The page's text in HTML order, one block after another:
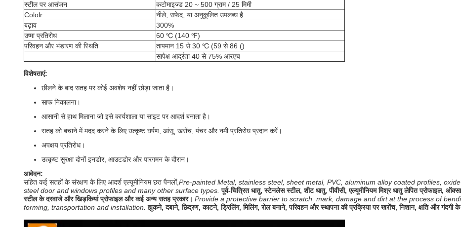
स्टील पर आसंजन
कटोमाइज्ड 20 ~ 500 ग्राम / 25 मिमी
Cololr
नीले, सफेद, या अनुकूलित उपलब्ध है
बढ़ाव
300%
उष्मा प्रतिरोध
60 ℃ (140 ℉)
परिवहन और भंडारण की स्थिति
तापमान 15 से 30 ℃ (59 से 86 ()
सापेक्ष आर्द्रता 40 से 75% आरएच
विशेषताएं:
छीलने के बाद सतह पर कोई अवशेष नहीं छोड़ा जाता है।
साफ निकालना।
आसानी से हाथ मिलाना जो इसे कार्यशाला या साइट पर आदर्श बनाता है।
सतह को बचाने में मदद करने के लिए उत्कृष्ट घर्षण, आंसू, खरोंच, पंचर और नमी प्रतिरोध प्रदान करें।
अपक्षय प्रतिरोध।
उत्कृष्ट सुरक्षा दोनों इनडोर, आउटडोर और पारगमन के दौरान।
आवेदन:
सहित कई सतहों के संरक्षण के लिए आदर्श एल्यूमीनियम छत पैनलों,Pre-painted Metal, stainless steel, sheet metal, PVC, aluminum alloy coated profiles,
steel door and windows profiles and many other surface types. पूर्व-चित्रित धातु, स्टेनलेस स्टील, शीट धातु, पीवीसी, एल्यूमीनियम मिश्र धातु लेपित प्रोफाइल,
स्टील के दरवाजे और खिड़कियां प्रोफाइल और कई अन्य सतह प्रकार। Provide a protective barrier to scratch, mark, damage and dirt at the process of
forming, transportation and installation. झुकने, दबाने, छिद्रण, काटने, ड्रिलिंग, मिलिंग, रोल बनाने, परिवहन और स्थापना की प्रक्रिया पर खरोंच, निशान, क्षति और गंदगी के